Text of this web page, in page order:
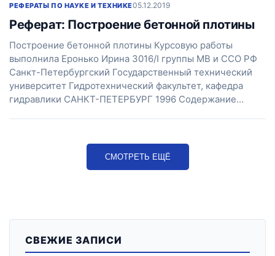
РЕФЕРАТЫ ПО НАУКЕ И ТЕХНИКЕ05.12.2019
Реферат: Построение бетонной плотины
Построение бетонной плотины Курсовую работы
выполнила Еронько Ирина 3016/I группы МВ и ССО РФ
Санкт-Петербургский Государственный технический
университет Гидротехнический факультет, кафедра
гидравлики САНКТ-ПЕТЕРБУРГ 1996 Cодержание…
СМОТРЕТЬ ЕЩЁ
СВЕЖИЕ ЗАПИСИ